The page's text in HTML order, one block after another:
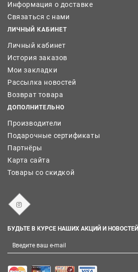
Информация о доставке
Связаться с нами
ЛИЧНЫЙ КАБИНЕТ
Личный кабинет
История заказов
Мои закладки
Рассылка новостей
Возврат товара
ДОПОЛНИТЕЛЬНО
Производители
Подарочные сертификаты
Партнёры
Карта сайта
Товары со скидкой
БУДЬТЕ В КУРСЕ НАШИХ АКЦИЙ И НОВОСТЕЙ